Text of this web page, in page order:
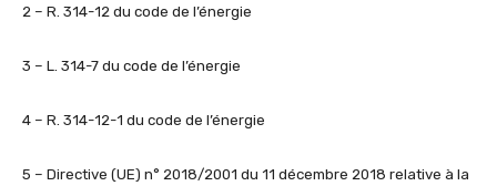
2 – R. 314-12 du code de l’énergie
3 – L. 314-7 du code de l’énergie
4 – R. 314-12-1 du code de l’énergie
5 – Directive (UE) n° 2018/2001 du 11 décembre 2018 relative à la